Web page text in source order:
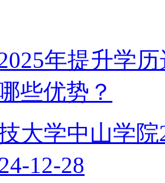
2025年提升学
些优势？
大学中山学
12-28